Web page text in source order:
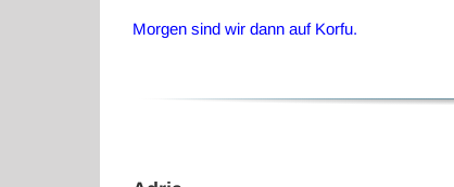
Morgen sind wir dann auf Korfu.